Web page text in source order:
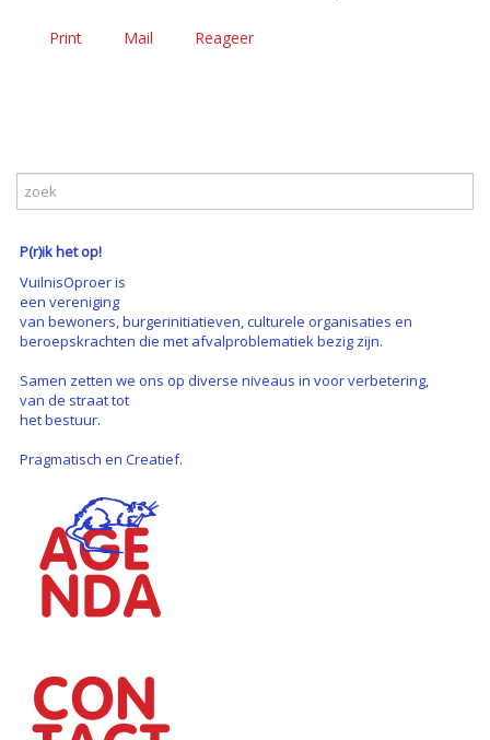
Print Mail Reageer
P(r)ik het op!
VuilnisOproer is
een vereniging
van bewoners, burgerinitiatieven, culturele organisaties en
beroepskrachten die met afvalproblematiek bezig zijn.
Samen zetten we ons op diverse niveaus in voor verbetering,
van de straat tot
het bestuur.
Pragmatisch en Creatief.